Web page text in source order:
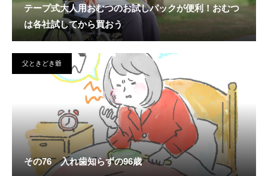
テープ式大人用おむつのお試しパックが便利！おむつ
は各社試してから買おう
父ときどき爺
その76 入れ歯知らずの96歳